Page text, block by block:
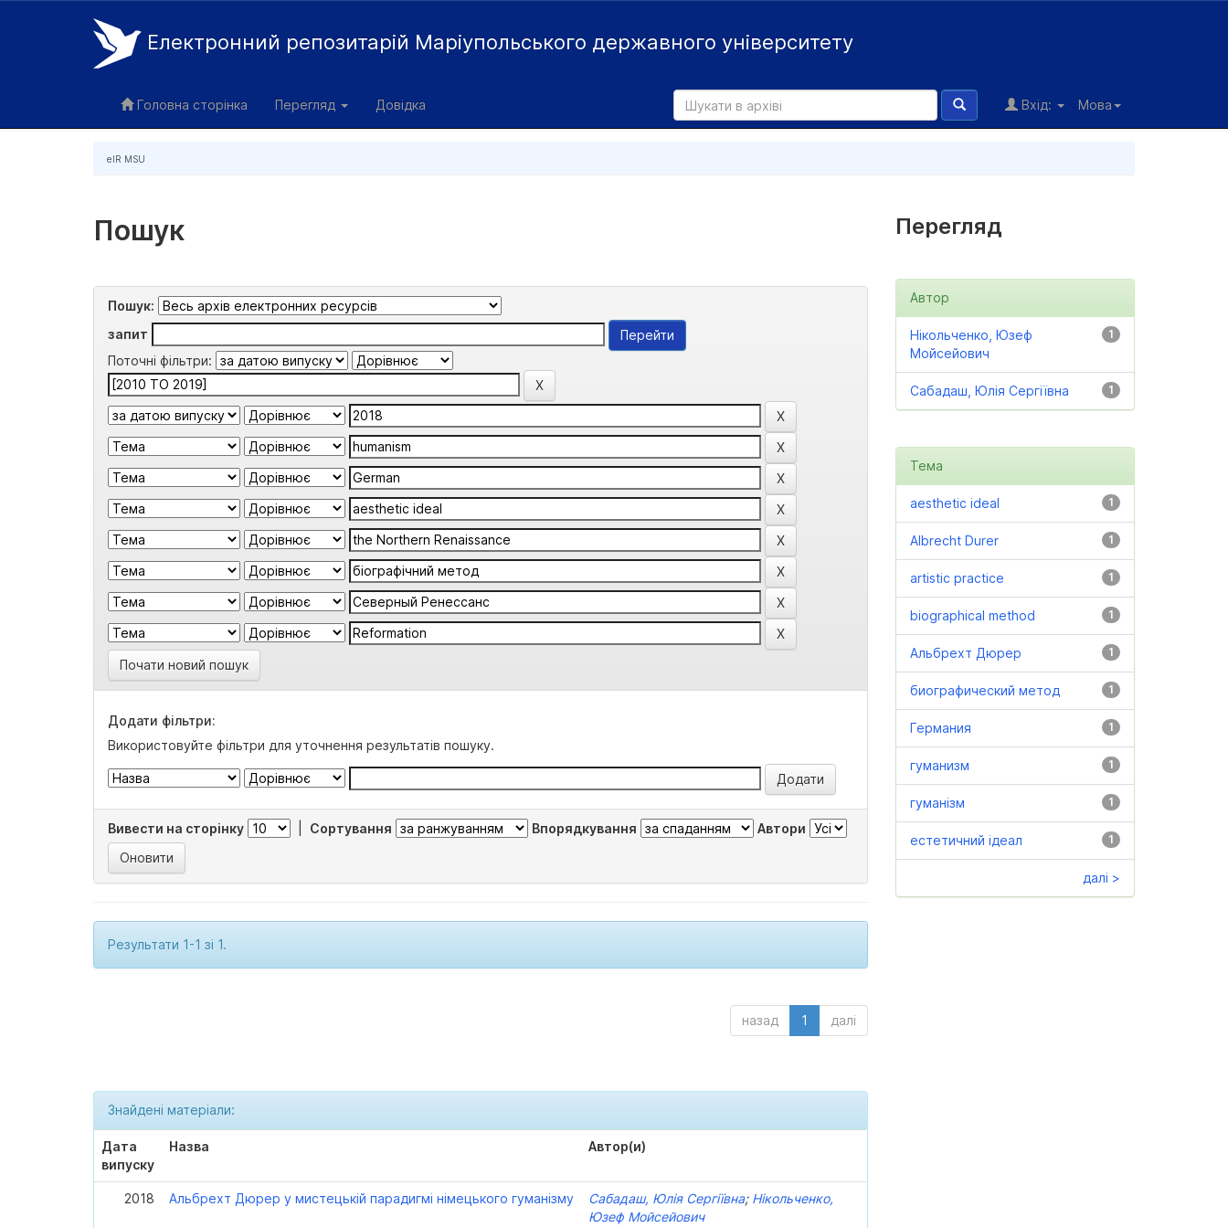
Електронний репозитарій Маріупольського державного університету
Головна сторінка Перегляд Довідка Мова
Вхід:
eIR MSU
Пошук
Пошук:
запит
Поточні фільтри:
Почати новий пошук
Додати фільтри:
Використовуйте фільтри для уточнення результатів пошуку.
Вивести на сторінку Сортування Впорядкування Автори
Результати 1-1 зі 1.
назад 1 далі
Знайдені матеріали:
Дата
випуску
Назва Автор(и)
2018 Альбрехт Дюрер у мистецькій парадигмі німецького гуманізму Сабадаш, Юлія Сергіївна; Нікольченко,
Юзеф Мойсейович
Перегляд
Автор
1
Нікольченко, Юзеф
Мойсейович
1
Сабадаш, Юлія Сергіївна
Тема
1
aesthetic ideal
1
Albrecht Durer
1
artistic practice
1
biographical method
1
Альбрехт Дюрер
1
биографический метод
1
Германия
1
гуманизм
1
гуманізм
1
естетичний ідеал
далі >